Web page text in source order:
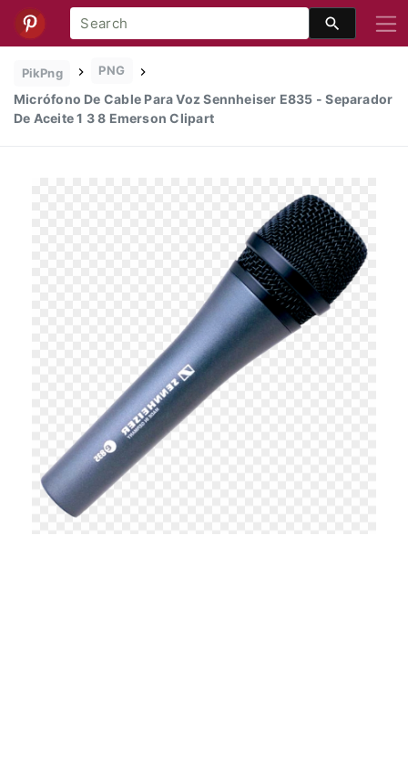
PikPng PNG
Micrófono De Cable Para Voz Sennheiser E835 - Separador
De Aceite 1 3 8 Emerson Clipart